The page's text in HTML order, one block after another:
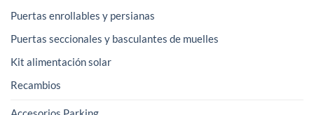
Puertas enrollables y persianas
Puertas seccionales y basculantes de muelles
Kit alimentación solar
Recambios